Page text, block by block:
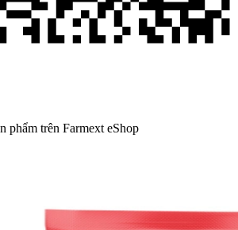
phẩm trên Farmext eShop